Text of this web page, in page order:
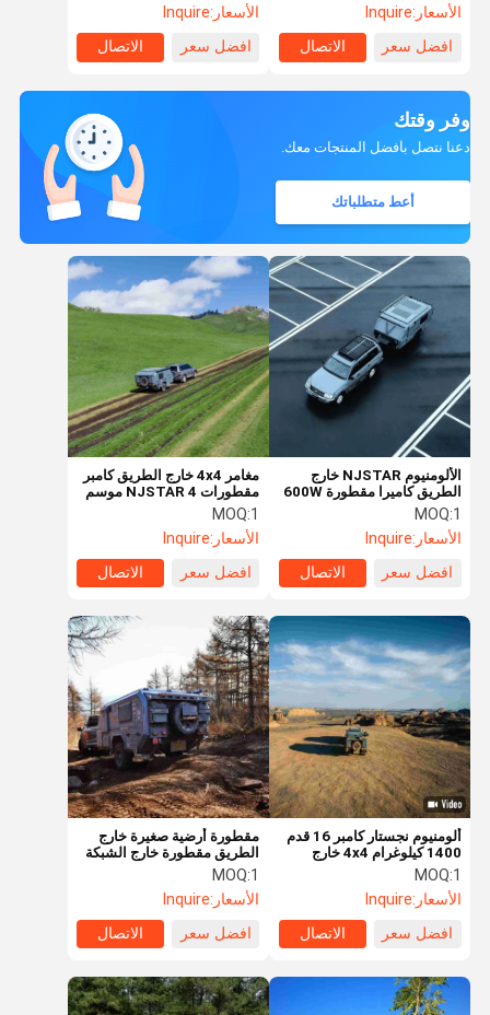
الأسعار:Inquire
افضل سعر
الاتصال
الأسعار:Inquire
افضل سعر
الاتصال
وفر وقتك
دعنا نتصل بأفضل المنتجات معك.
أعط متطلباتك
الألومنيوم NJSTAR خارج
الطريق كاميرا مقطورة 600W
الطاقة الشمسية الفاخرة
المقطورات السفر
MOQ:1
الأسعار:Inquire
افضل سعر
الاتصال
مغامر 4x4 خارج الطريق كامبر
مقطورات NJSTAR 4 موسم
خارج الشبكة سفر مقطور
MOQ:1
الأسعار:Inquire
افضل سعر
الاتصال
ألومنيوم نجستار كامبر 16 قدم
1400 كيلوغرام 4x4 خارج
الطريق كامبر مقطورات
MOQ:1
الأسعار:Inquire
افضل سعر
الاتصال
مقطورة أرضية صغيرة خارج
الطريق مقطورة خارج الشبكة
MOQ:1
الأسعار:Inquire
افضل سعر
الاتصال